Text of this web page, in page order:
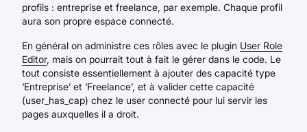
profils : entreprise et freelance, par exemple. Chaque profil
aura son propre espace connecté.
En général on administre ces rôles avec le plugin User Role
Editor, mais on pourrait tout à fait le gérer dans le code. Le
tout consiste essentiellement à ajouter des capacité type
‘Entreprise’ et ‘Freelance’, et à valider cette capacité
(user_has_cap) chez le user connecté pour lui servir les
pages auxquelles il a droit.